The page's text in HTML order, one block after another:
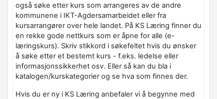
også søke etter kurs som arrangeres av de andre
kommunene i IKT-Agdersamarbeidet eller fra
kursarrangører over hele landet. På KS Læring finner du
en rekke gode nettkurs som er åpne for alle (e-
læringskurs). Skriv stikkord i søkefeltet hvis du ønsker
å søke etter et bestemt kurs - f.eks. ledelse eller
informasjonssikkerhet osv. Eller så kan du bla i
katalogen/kurskategorier og se hva som finnes der.
Hvis du er ny i KS Læring anbefaler vi å begynne med